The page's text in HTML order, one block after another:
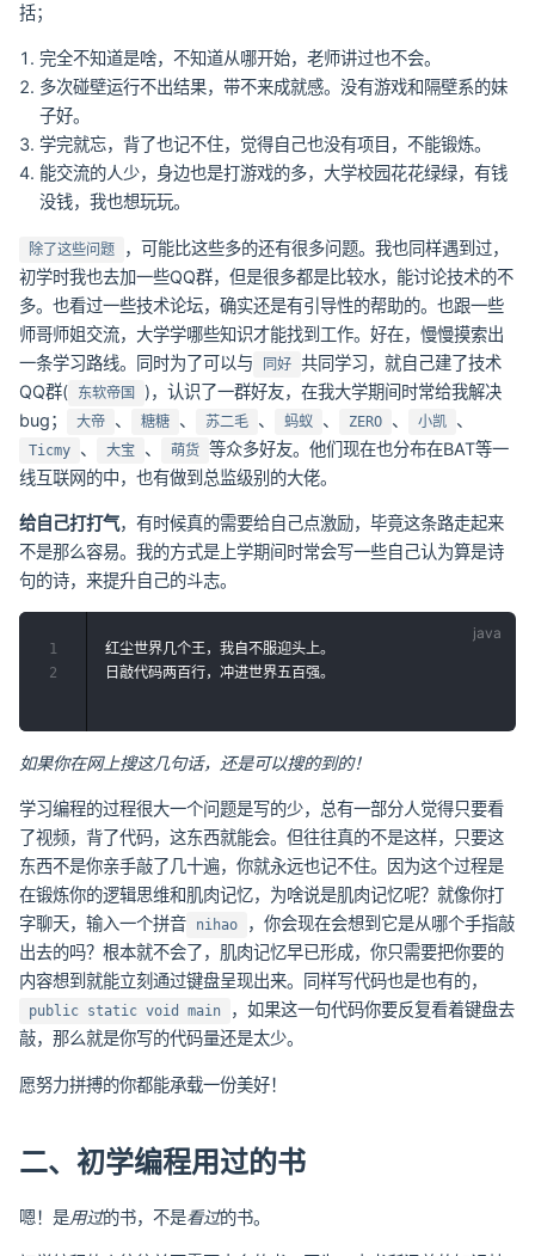
括；
完全不知道是啥，不知道从哪开始，老师讲过也不会。
多次碰壁运行不出结果，带不来成就感。没有游戏和隔壁系的妹
子好。
学完就忘，背了也记不住，觉得自己也没有项目，不能锻炼。
能交流的人少，身边也是打游戏的多，大学校园花花绿绿，有钱
没钱，我也想玩玩。
除了这些问题
，可能比这些多的还有很多问题。我也同样遇到过，
初学时我也去加一些QQ群，但是很多都是比较水，能讨论技术的不
多。也看过一些技术论坛，确实还是有引导性的帮助的。也跟一些
师哥师姐交流，大学学哪些知识才能找到工作。好在，慢慢摸索出
一条学习路线。同时为了可以与
同好 共同学习，就自己建了技术
QQ群(
东软帝国
)，认识了一群好友，在我大学期间时常给我解决
bug；
大帝 、 糖糖 、 苏二毛 、 蚂蚁 、 ZERO 、 小凯 、
Ticmy 、 大宝 、 萌货 等众多好友。他们现在也分布在BAT等一
线互联网的中，也有做到总监级别的大佬。
给自己打打气，有时候真的需要给自己点激励，毕竟这条路走起来
不是那么容易。我的方式是上学期间时常会写一些自己认为算是诗
句的诗，来提升自己的斗志。
红尘世界几个王，我自不服迎头上。
1
2
如果你在网上搜这几句话，还是可以搜的到的！
学习编程的过程很大一个问题是写的少，总有一部分人觉得只要看
了视频，背了代码，这东西就能会。但往往真的不是这样，只要这
东西不是你亲手敲了几十遍，你就永远也记不住。因为这个过程是
在锻炼你的逻辑思维和肌肉记忆，为啥说是肌肉记忆呢？就像你打
字聊天，输入一个拼音
nihao
，你会现在会想到它是从哪个手指敲
出去的吗？根本就不会了，肌肉记忆早已形成，你只需要把你要的
内容想到就能立刻通过键盘呈现出来。同样写代码也是也有的，
public static void main
，如果这一句代码你要反复看着键盘去
敲，那么就是你写的代码量还是太少。
愿努力拼搏的你都能承载一份美好！
二、初学编程用过的书
嗯！是用过的书，不是看过的书。